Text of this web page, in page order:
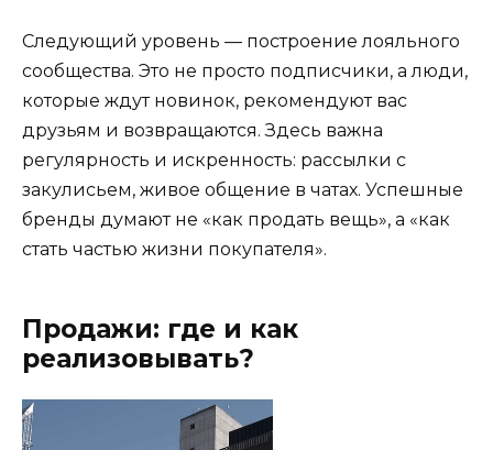
Следующий уровень — построение лояльного
сообщества. Это не просто подписчики, а люди,
которые ждут новинок, рекомендуют вас
друзьям и возвращаются. Здесь важна
регулярность и искренность: рассылки с
закулисьем, живое общение в чатах. Успешные
бренды думают не «как продать вещь», а «как
стать частью жизни покупателя».
Продажи: где и как
реализовывать?